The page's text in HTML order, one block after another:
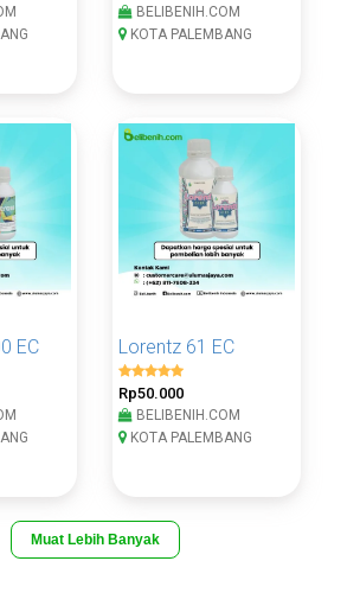
BELIBENIH.COM
KOTA PALEMBANG
EC Lorentz 61 EC
Rp50.000
BELIBENIH.COM
KOTA PALEMBANG
Muat Lebih Banyak